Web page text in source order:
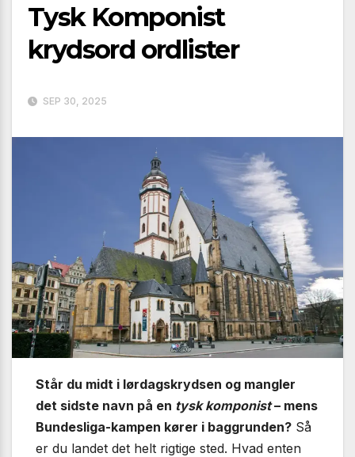
Tysk Komponist
krydsord ordlister
SEP 30, 2025
Står du midt i lørdagskrydsen og mangler
det sidste navn på en tysk komponist– mens
Bundesliga-kampen kører i baggrunden? Så
er du landet det helt rigtige sted. Hvad enten